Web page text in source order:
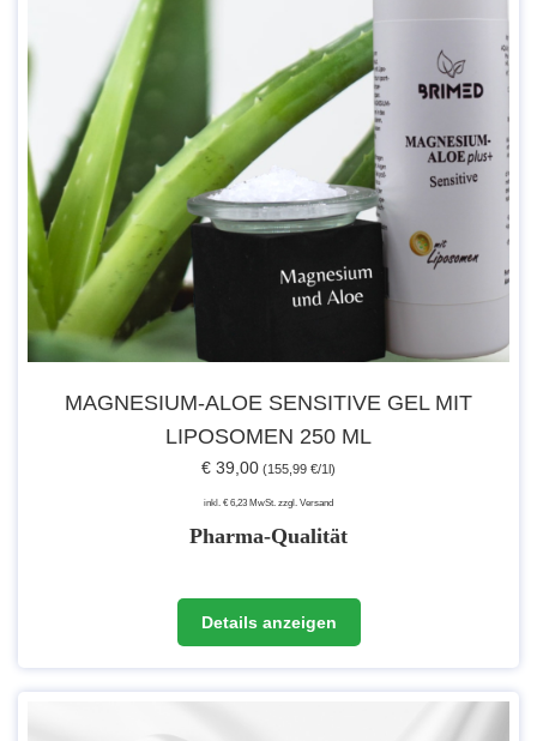
Magnesiumchlorid in pharmazeutischer Qualität, Gehalt
>99,9 %wird in der EU hergestellt. Durch mehrere Verfahren und
Aufreinigungen kann dann diese Qualitätsstufe erreicht werden. Unser
Magnesiumchlorid entspricht den Ph.Eur.-Richtlinien (zusätzlich auch
den Richtinien BP, USP, JP, FCC und ACS).
MAGNESIUM-ALOE SENSITIVE GEL MIT
LIPOSOMEN 250 ML
€ 39,00 (155,99 €/1l)
inkl. € 6,23 MwSt. zzgl. Versand
Pharma-Qualität
Es handelt sich um Rohstoffe, die in medizinischen Anwendungen
Nebenprodukten, die bei der Herstellung entstehen können, wird so
Details anzeigen